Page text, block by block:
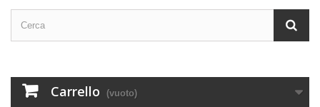
Carrello (vuoto)